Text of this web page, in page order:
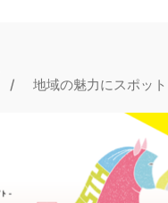
地域の魅力にスポッ